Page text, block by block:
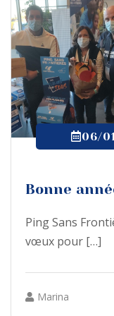
06/
Bonne
Ping Sans
vœux pour […]
Marina